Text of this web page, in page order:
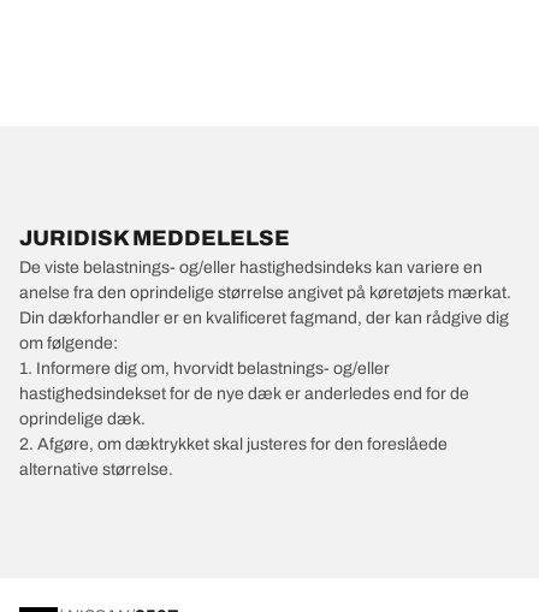
JURIDISK MEDDELELSE
De viste belastnings- og/eller hastighedsindeks kan variere en
anelse fra den oprindelige størrelse angivet på køretøjets mærkat.
Din dækforhandler er en kvalificeret fagmand, der kan rådgive dig
om følgende:
1. Informere dig om, hvorvidt belastnings- og/eller
hastighedsindekset for de nye dæk er anderledes end for de
oprindelige dæk.
2. Afgøre, om dæktrykket skal justeres for den foreslåede
alternative størrelse.